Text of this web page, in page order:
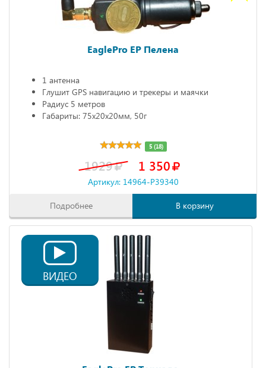
EaglePro EP Пелена
1 антенна
Глушит GPS навигацию и трекеры и маячки
Радиус 5 метров
Габариты: 75х20х20мм, 50г
5 (18)
1929 1 350
Артикул: 14964-P39340
Подробнее В корзину
ВИДЕО